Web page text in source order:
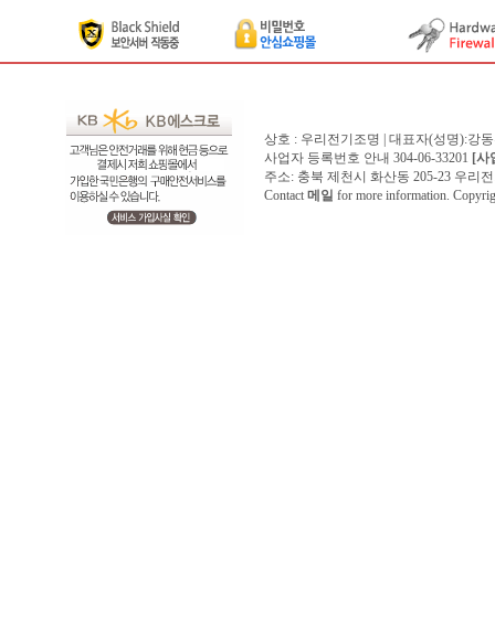
상호 : 우리전기조명 | 대표자(성명):강
사업자 등록번호 안내 304-06-33201 [사
주소: 충북 제천시 화산동 205-23 우리
Contact 메일 for more information.